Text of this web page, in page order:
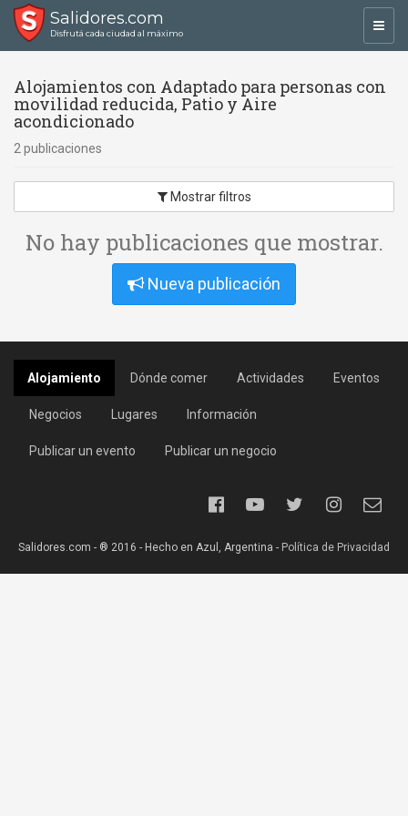
Salidores.com
Disfrutá cada ciudad al máximo
Alojamientos con Adaptado para personas con
movilidad reducida, Patio y Aire
acondicionado
2 publicaciones
Mostrar filtros
No hay publicaciones que mostrar.
Nueva publicación
Alojamiento Dónde comer Actividades Eventos
Negocios Lugares Información
Publicar un evento Publicar un negocio
Salidores.com - ® 2016 - Hecho en Azul, Argentina - Política de Privacidad